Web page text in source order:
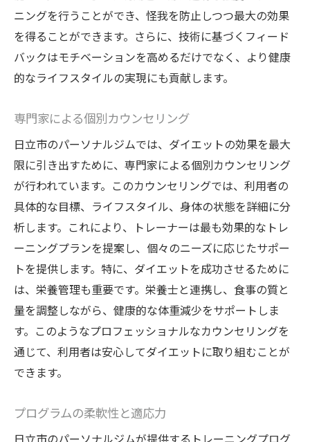
ニングを行うことができ、怪我を防止しつつ最大の効果
を得ることができます。さらに、技術に基づくフィード
バックはモチベーションを高めるだけでなく、より健康
的なライフスタイルの実現にも貢献します。
専門家による個別カウンセリング
日立市のパーソナルジムでは、ダイエットの効果を最大
限に引き出すために、専門家による個別カウンセリング
が行われています。このカウンセリングでは、利用者の
具体的な目標、ライフスタイル、身体の状態を詳細に分
析します。これにより、トレーナーは最も効果的なトレ
ーニングプランを提案し、個々のニーズに応じたサポー
トを提供します。特に、ダイエットを成功させるために
は、栄養管理も重要です。栄養士と連携し、食事の質と
量を調整しながら、健康的な体重減少をサポートしま
す。このようなプロフェッショナルなカウンセリングを
通じて、利用者は安心してダイエットに取り組むことが
できます。
プログラムの柔軟性と適応力